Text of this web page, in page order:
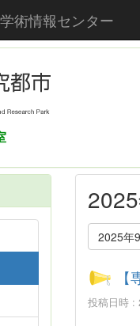
術情報センター
2025年
投稿日時 :